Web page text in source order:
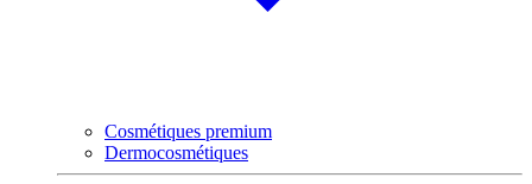
Cosmétiques premium
Dermocosmétiques